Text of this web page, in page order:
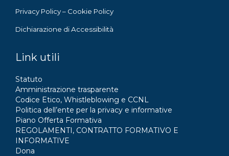
Privacy Policy– Cookie Policy
Dichiarazione di Accessibilità
Link utili
Statuto
Amministrazione trasparente
Codice Etico, Whistleblowing e CCNL
Politica dell’ente per la privacy e informative
Piano Offerta Formativa
REGOLAMENTI, CONTRATTO FORMATIVO E
INFORMATIVE
Dona